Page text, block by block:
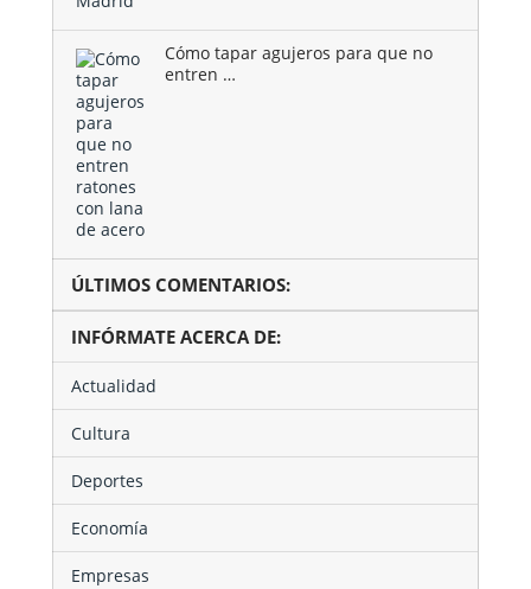
Cómo tapar agujeros para que no
entren …
ÚLTIMOS COMENTARIOS:
INFÓRMATE ACERCA DE:
Actualidad
Cultura
Deportes
Economía
Empresas